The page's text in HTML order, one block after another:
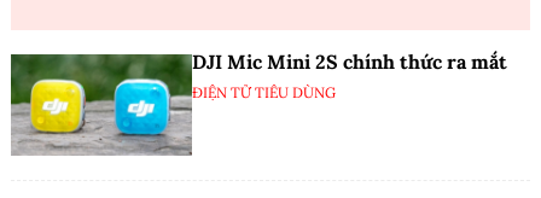
DJI Mic Mini 2S chính thức ra mắt
ĐIỆN TỬ TIÊU DÙNG